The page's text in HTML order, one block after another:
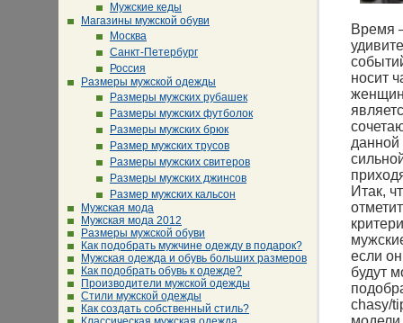
Мужские кеды
Магазины мужской обуви
Москва
Санкт-Петербург
Россия
Размеры мужской одежды
Размеры мужских рубашек
Размеры мужских футболок
Размеры мужских брюк
Размер мужских трусов
Размеры мужских свитеров
Размеры мужских джинсов
Размер мужских кальсон
Мужская мода
Мужская мода 2012
Размеры мужской обуви
Как подобрать мужчине одежду в подарок?
Мужская одежда и обувь больших размеров
Как подобрать обувь к одежде?
Производители мужской одежды
Стили мужской одежды
Как создать собственный стиль?
Время
носит
данной
Итак,
если
будут
chasy/